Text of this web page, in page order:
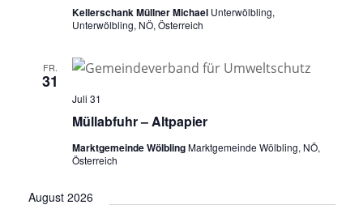
Kellerschank Müllner Michael Unterwölbling,
Unterwölbling, NÖ, Österreich
FR.
31
Müllabfuhr – Altpapier
Juli 31
Marktgemeinde WölblingMarktgemeinde Wölbling, NÖ,
Österreich
August 2026